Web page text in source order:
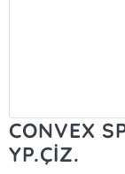
CONVEX
YP.ÇİZ.